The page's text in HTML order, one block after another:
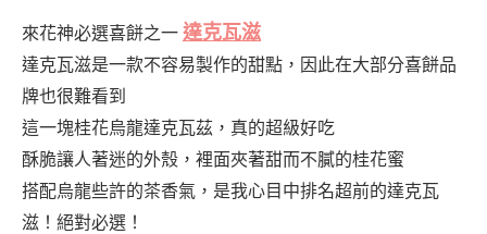
來花神必選喜餅之一 達克瓦滋
達克瓦滋是一款不容易製作的甜點，因此在大部分喜餅品
牌也很難看到
這一塊桂花烏龍達克瓦茲，真的超級好吃
酥脆讓人著迷的外殼，裡面夾著甜而不膩的桂花蜜
搭配烏龍些許的茶香氣，是我心目中排名超前的達克瓦
滋！絕對必選！